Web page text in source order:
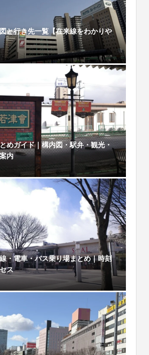
と行き先一覧【在来線をわかりや
めガイド｜構内図・駅弁・観光・
内
・電車・バス乗り場まとめ｜時刻
ス